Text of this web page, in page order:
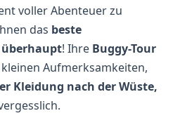
voller Abenteuer zu
das beste
überhaupt! Ihre Buggy-Tour
Aufmerksamkeiten,
Kleidung nach der Wüste,